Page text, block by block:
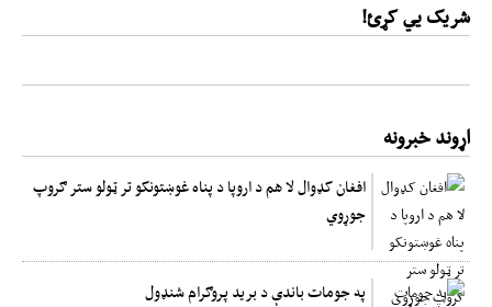
شریک یي کړئ!
اړوند خبرونه
افغان کډوال لا هم د اروپا د پناه غوښتونکو تر ټولو ستر ګروپ
جوړوي
په جومات باندې د برید پروګرام شنډول